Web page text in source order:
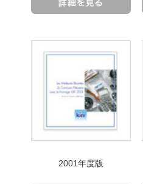
2001年度版